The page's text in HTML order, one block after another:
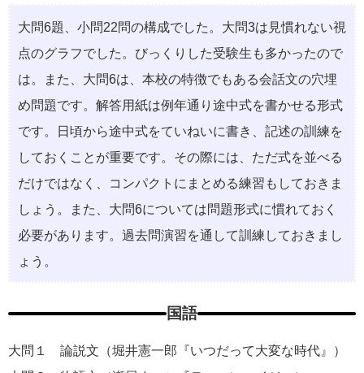
⼤問6題、⼩問22問の構成でした。⼤問3は⾒慣れない視
点のグラフでした。びっくりした受験⽣も多かったので
は。また、⼤問6は、本校の特徴でもある会話⽂の⽳埋
め問題です。解答⽤紙は例年通り途中式を書かせる形式
です。⽇頃から途中式をていねいに書き、記述の訓練を
しておくことが重要です。その際には、ただ式を並べる
だけではなく、コンパクトにまとめる練習もしておきま
しょう。また、⼤問6については問題形式に慣れておく
必要があります。過去問演習を通して訓練しておきまし
ょう。
国語
大問１ 論説⽂（堀井憲⼀郎『いつだって⼤変な時代』）